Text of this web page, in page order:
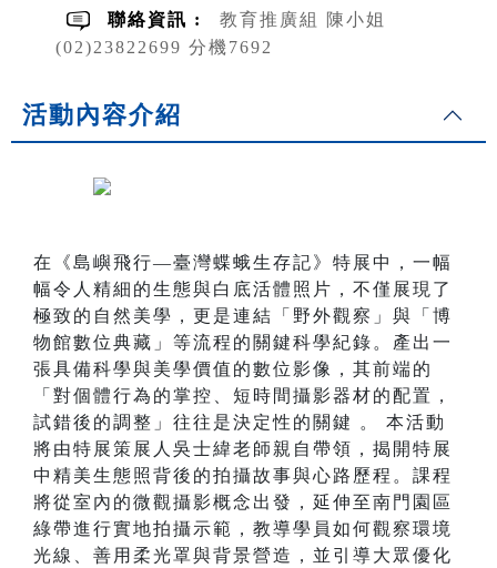
聯絡資訊 :
教育推廣組 陳小姐
(02)23822699 分機7692
活動內容介紹
在《島嶼飛行—臺灣蝶蛾生存記》特展中，一幅
幅令人精細的生態與白底活體照片，不僅展現了
極致的自然美學，更是連結「野外觀察」與「博
物館數位典藏」等流程的關鍵科學紀錄。產出一
張具備科學與美學價值的數位影像，其前端的
「對個體行為的掌控、短時間攝影器材的配置，
試錯後的調整」往往是決定性的關鍵 。 本活動
將由特展策展人吳士緯老師親自帶領，揭開特展
中精美生態照背後的拍攝故事與心路歷程。課程
將從室內的微觀攝影概念出發，延伸至南門園區
綠帶進行實地拍攝示範，教導學員如何觀察環境
光線、善用柔光罩與背景營造，並引導大眾優化